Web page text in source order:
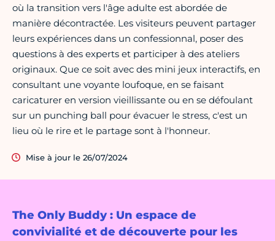
The Only Buddy : Un espace de
convivialité et de découverte pour les
où la transition vers l'âge adulte est abordée de
manière décontractée. Les visiteurs peuvent partager
leurs expériences dans un confessionnal, poser des
questions à des experts et participer à des ateliers
originaux. Que ce soit avec des mini jeux interactifs, en
consultant une voyante loufoque, en se faisant
caricaturer en version vieillissante ou en se défoulant
sur un punching ball pour évacuer le stress, c'est un
lieu où le rire et le partage sont à l'honneur.
Mise à jour le 26/07/2024